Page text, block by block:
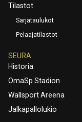
Tilastot
Sarjataulukot
Pelaajatilastot
SEURA
Historia
OmaSp Stadion
Wallsport Areena
Jalkapallolukio